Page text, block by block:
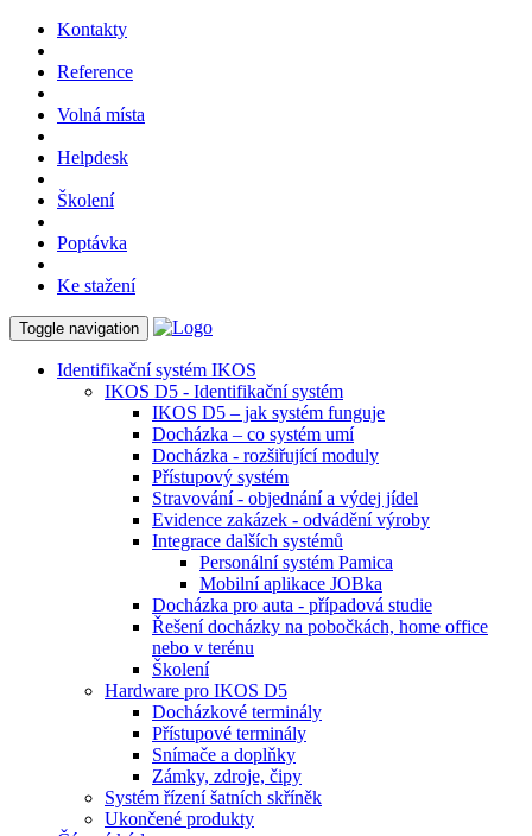
Kontakty
Reference
Volná místa
Helpdesk
Školení
Poptávka
Ke stažení
Toggle navigation
Identifikační systém IKOS
IKOS D5 - Identifikační systém
IKOS D5 – jak systém funguje
Docházka – co systém umí
Docházka - rozšiřující moduly
Přístupový systém
Stravování - objednání a výdej jídel
Evidence zakázek - odvádění výroby
Integrace dalších systémů
Personální systém Pamica
Mobilní aplikace JOBka
Docházka pro auta - případová studie
Řešení docházky na pobočkách, home office
nebo v terénu
Školení
Hardware pro IKOS D5
Docházkové terminály
Přístupové terminály
Snímače a doplňky
Zámky, zdroje, čipy
Systém řízení šatních skříněk
Ukončené produkty